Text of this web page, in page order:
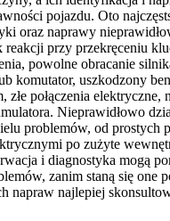
pojazdu. Oto
oraz naprawy
reakcji przy przekręceniu
powolne obracanie
komutator, uszkodzony
złe połączenia elektryczne,
Nieprawidłowo
problemów, od prostych
po zużyte
i diagnostyka mogą
zanim staną się one
napraw najlepiej